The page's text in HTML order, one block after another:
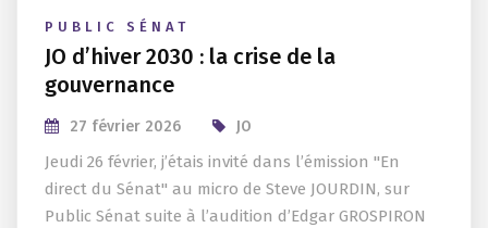
PUBLIC SÉNAT
JO d’hiver 2030 : la crise de la
gouvernance
27 février 2026 JO
Jeudi 26 février, j’étais invité dans l’émission "En
direct du Sénat" au micro de Steve JOURDIN, sur
Public Sénat suite à l’audition d’Edgar GROSPIRON